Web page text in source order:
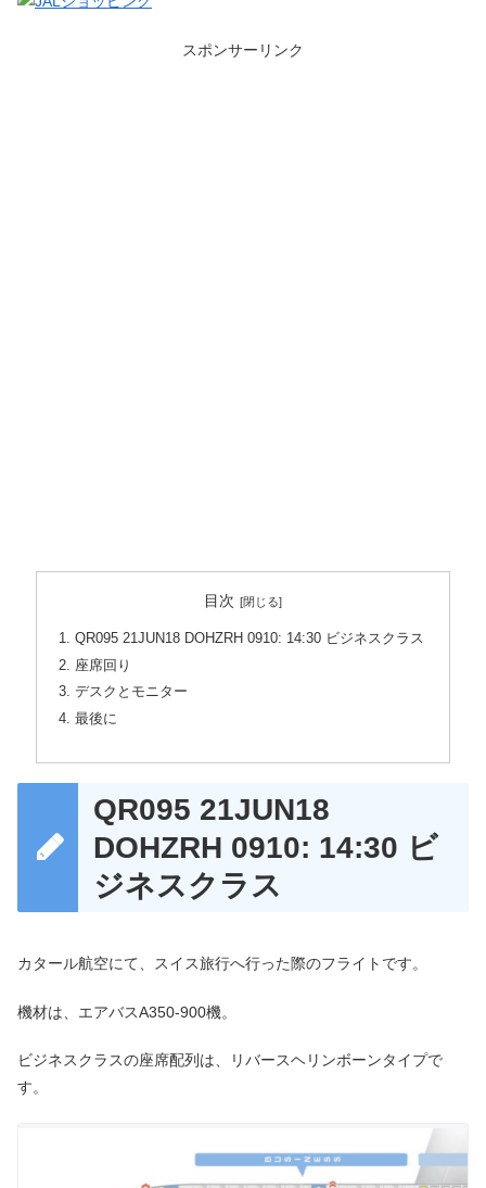
スポンサーリンク
目次
QR095 21JUN18 DOHZRH 0910: 14:30 ビジネスクラス
座席回り
デスクとモニター
最後に
QR095 21JUN18
DOHZRH 0910: 14:30 ビ
ジネスクラス
カタール航空にて、スイス旅行へ行った際のフライトです。
機材は、エアバスA350-900機。
ビジネスクラスの座席配列は、リバースヘリンボーンタイプで
す。